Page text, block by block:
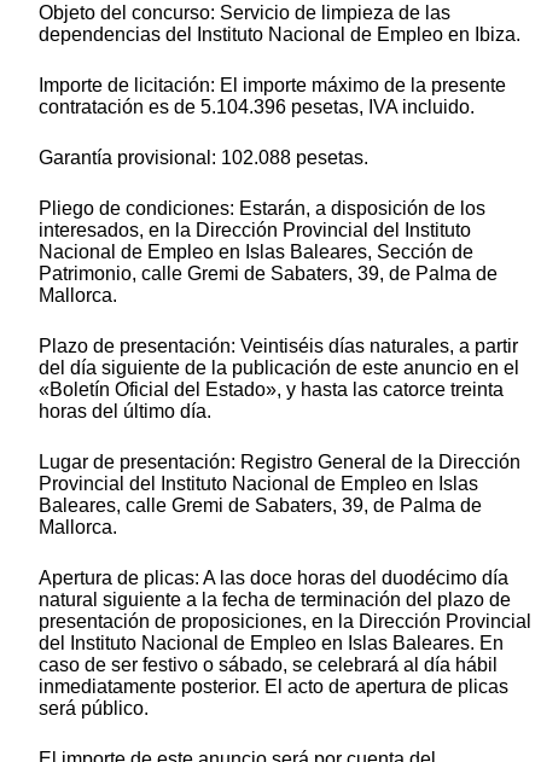
Objeto del concurso: Servicio de limpieza de las
dependencias del Instituto Nacional de Empleo en Ibiza.
Importe de licitación: El importe máximo de la presente
contratación es de 5.104.396 pesetas, IVA incluido.
Garantía provisional: 102.088 pesetas.
Pliego de condiciones: Estarán, a disposición de los
interesados, en la Dirección Provincial del Instituto
Nacional de Empleo en Islas Baleares, Sección de
Patrimonio, calle Gremi de Sabaters, 39, de Palma de
Mallorca.
Plazo de presentación: Veintiséis días naturales, a partir
del día siguiente de la publicación de este anuncio en el
«Boletín Oficial del Estado», y hasta las catorce treinta
horas del último día.
Lugar de presentación: Registro General de la Dirección
Provincial del Instituto Nacional de Empleo en Islas
Baleares, calle Gremi de Sabaters, 39, de Palma de
Mallorca.
Apertura de plicas: A las doce horas del duodécimo día
natural siguiente a la fecha de terminación del plazo de
presentación de proposiciones, en la Dirección Provincial
del Instituto Nacional de Empleo en Islas Baleares. En
caso de ser festivo o sábado, se celebrará al día hábil
inmediatamente posterior. El acto de apertura de plicas
será público.